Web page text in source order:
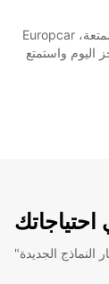
سواء كنت تخطط لرحلة عمل سريعة أو عطلة عائلية ممتعة، Europcar
اليوم واستمتع
النماذج الجديدة